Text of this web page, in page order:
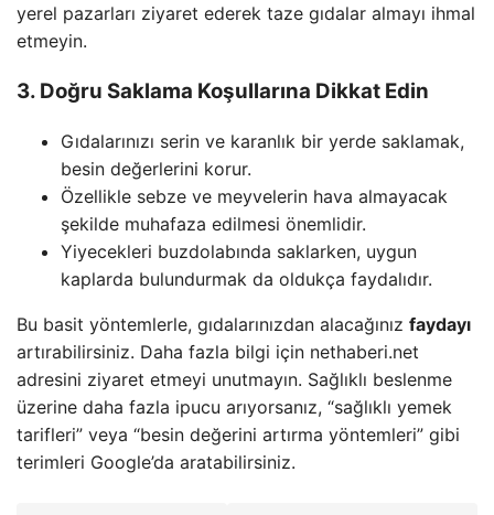
yerel pazarları ziyaret ederek taze gıdalar almayı ihmal
etmeyin.
3. Doğru Saklama Koşullarına Dikkat Edin
Gıdalarınızı serin ve karanlık bir yerde saklamak,
besin değerlerini korur.
Özellikle sebze ve meyvelerin hava almayacak
şekilde muhafaza edilmesi önemlidir.
Yiyecekleri buzdolabında saklarken, uygun
kaplarda bulundurmak da oldukça faydalıdır.
Bu basit yöntemlerle, gıdalarınızdan alacağınız faydayı
artırabilirsiniz. Daha fazla bilgi için nethaberi.net
adresini ziyaret etmeyi unutmayın. Sağlıklı beslenme
üzerine daha fazla ipucu arıyorsanız, “sağlıklı yemek
tarifleri” veya “besin değerini artırma yöntemleri” gibi
terimleri Google’da aratabilirsiniz.